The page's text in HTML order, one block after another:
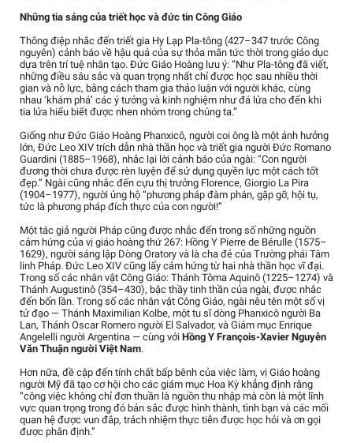
Những tia sáng của triết học và đức tin Công Giáo
Thông điệp nhắc đến triết gia Hy Lạp Pla-tông (427–347 trước Công
nguyên) cảnh báo về hậu quả của sự thỏa mãn tức thời trong giáo dục
dựa trên trí tuệ nhân tạo. Đức Giáo Hoàng lưu ý: “Như Pla-tông đã viết,
những điều sâu sắc và quan trọng nhất chỉ được học sau nhiều thời
gian và nỗ lực, bằng cách tham gia thảo luận với người khác, cùng
nhau ‘khám phá’ các ý tưởng và kinh nghiệm như đá lửa cho đến khi
tia lửa hiểu biết được nhen nhóm trong chúng ta.”
Giống như Đức Giáo Hoàng Phanxicô, người coi ông là một ảnh hưởng
lớn, Đức Leo XIV trích dẫn nhà thần học và triết gia người Đức Romano
Guardini (1885–1968), nhắc lại lời cảnh báo của ngài: “Con người
đương thời chưa được rèn luyện để sử dụng quyền lực một cách tốt
đẹp.” Ngài cũng nhắc đến cựu thị trưởng Florence, Giorgio La Pira
(1904–1977), người ủng hộ “phương pháp đàm phán, gặp gỡ, hội tụ,
tức là phương pháp đích thực của con người!”
Một tác giả người Pháp cũng được nhắc đến trong số những nguồn
cảm hứng của vị giáo hoàng thứ 267: Hồng Y Pierre de Bérulle (1575–
1629), người sáng lập Dòng Oratory và là cha đẻ của Trường phái Tâm
linh Pháp. Đức Leo XIV cũng lấy cảm hứng từ hai nhà thần học vĩ đại.
Trong số các nhân vật Công Giáo: Thánh Tôma Aquinô (1225–1274) và
Thánh Augustinô (354–430), bậc thầy tinh thần của ngài, được nhắc
đến bốn lần. Trong số các nhân vật Công Giáo, ngài nêu tên một số vị
tử đạo — Thánh Maximilian Kolbe, một tu sĩ dòng Phanxicô người Ba
Lan, Thánh Oscar Romero người El Salvador, và Giám mục Enrique
Angelelli người Argentina — cùng với Hồng Y François-Xavier Nguyễn
Văn Thuận người Việt Nam.
Hơn nữa, đề cập đến tính chất bấp bênh của việc làm, vị Giáo hoàng
người Mỹ đã tạo cơ hội cho các giám mục Hoa Kỳ khẳng định rằng
“công việc không chỉ đơn thuần là nguồn thu nhập mà còn là một lĩnh
vực quan trọng trong đó bản sắc được hình thành, tình bạn và các mối
quan hệ được vun đắp, trách nhiệm thực tiễn được học hỏi và ơn gọi
được phân định.”